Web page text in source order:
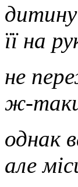
її на
не
ж-таки
однак
але